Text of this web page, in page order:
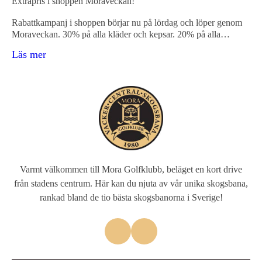
Rabattkampanj i shoppen börjar nu på lördag och löper genom
Moraveckan. 30% på alla kläder och kepsar. 20% på alla…
Läs mer
Varmt välkommen till Mora Golfklubb, beläget en kort drive
från stadens centrum. Här kan du njuta av vår unika skogsbana,
rankad bland de tio bästa skogsbanorna i Sverige!